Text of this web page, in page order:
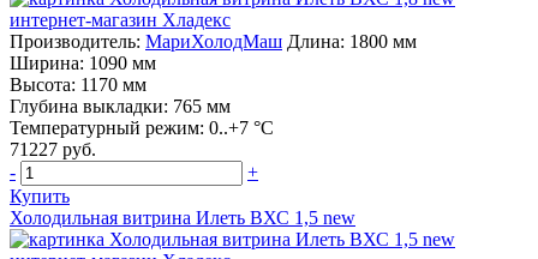
Производитель: МариХолодМаш Длина: 1800 мм
Ширина: 1090 мм
Высота: 1170 мм
Глубина выкладки: 765 мм
Температурный режим: 0..+7 °C
71227 руб.
-
+
Купить
Холодильная витрина Илеть ВХС 1,5 new